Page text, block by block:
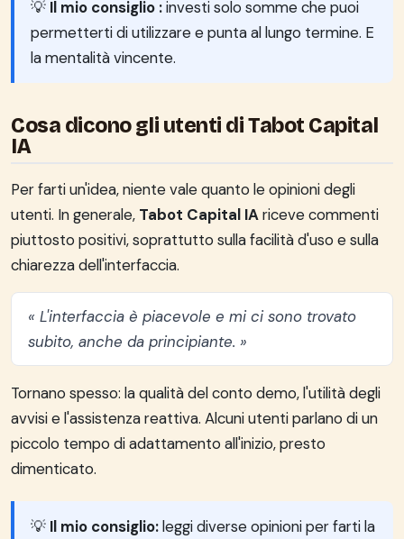
💡 Il mio consiglio :investi solo somme che puoi
permetterti di utilizzare e punta al lungo termine. E
la mentalità vincente.
Cosa dicono gli utenti di Tabot Capital
IA
Per farti un'idea, niente vale quanto le opinioni degli
utenti. In generale, Tabot Capital IAriceve commenti
piuttosto positivi, soprattutto sulla facilità d'uso e sulla
chiarezza dell'interfaccia.
« L'interfaccia è piacevole e mi ci sono trovato
subito, anche da principiante. »
Tornano spesso: la qualità del conto demo, l'utilità degli
avvisi e l'assistenza reattiva. Alcuni utenti parlano di un
piccolo tempo di adattamento all'inizio, presto
dimenticato.
💡 Il mio consiglio:leggi diverse opinioni per farti la